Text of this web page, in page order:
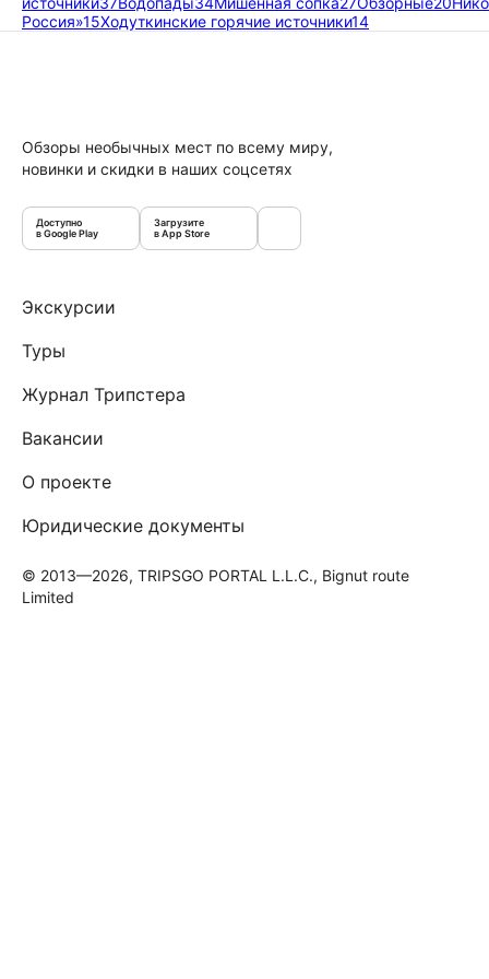
Россия»15Ходуткинские горячие источники14
Обзоры необычных мест по всему миру,
новинки и скидки в наших соцсетях
Доступно
в Google Play
Загрузите
в App Store
Экскурсии
Туры
Журнал Трипстера
Вакансии
О проекте
Юридические документы
© 2013—2026, TRIPSGO PORTAL L.L.C., Bignut route
Limited